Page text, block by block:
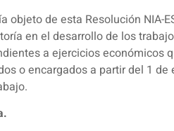
objeto de esta Resolución NIA-
en el desarrollo de los
a ejercicios económicos
o encargados a partir del 1